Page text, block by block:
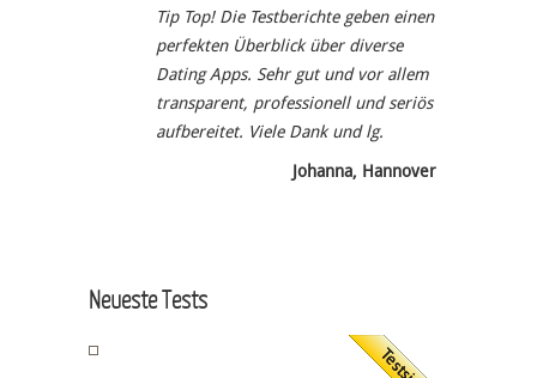
Tip Top! Die Testberichte geben einen
perfekten Überblick über diverse
Dating Apps. Sehr gut und vor allem
transparent, professionell und seriös
aufbereitet. Viele Dank und lg.
Johanna, Hannover
Neueste Tests